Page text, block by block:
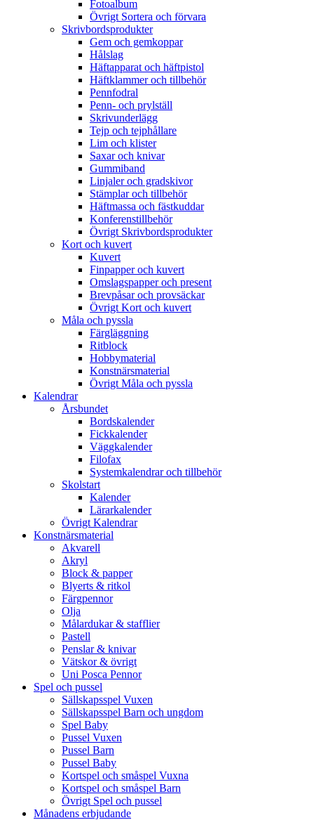
Fotoalbum
Övrigt Sortera och förvara
Skrivbordsprodukter
Gem och gemkoppar
Hålslag
Häftapparat och häftpistol
Häftklammer och tillbehör
Pennfodral
Penn- och prylställ
Skrivunderlägg
Tejp och tejphållare
Lim och klister
Saxar och knivar
Gummiband
Linjaler och gradskivor
Stämplar och tillbehör
Häftmassa och fästkuddar
Konferenstillbehör
Övrigt Skrivbordsprodukter
Kort och kuvert
Kuvert
Finpapper och kuvert
Omslagspapper och present
Brevpåsar och provsäckar
Övrigt Kort och kuvert
Måla och pyssla
Färgläggning
Ritblock
Hobbymaterial
Konstnärsmaterial
Övrigt Måla och pyssla
Kalendrar
Årsbundet
Bordskalender
Fickkalender
Väggkalender
Filofax
Systemkalendrar och tillbehör
Skolstart
Kalender
Lärarkalender
Övrigt Kalendrar
Konstnärsmaterial
Akvarell
Akryl
Block & papper
Blyerts & ritkol
Färgpennor
Olja
Målardukar & stafflier
Pastell
Penslar & knivar
Vätskor & övrigt
Uni Posca Pennor
Spel och pussel
Sällskapsspel Vuxen
Sällskapsspel Barn och ungdom
Spel Baby
Pussel Vuxen
Pussel Barn
Pussel Baby
Kortspel och småspel Vuxna
Kortspel och småspel Barn
Övrigt Spel och pussel
Månadens erbjudande